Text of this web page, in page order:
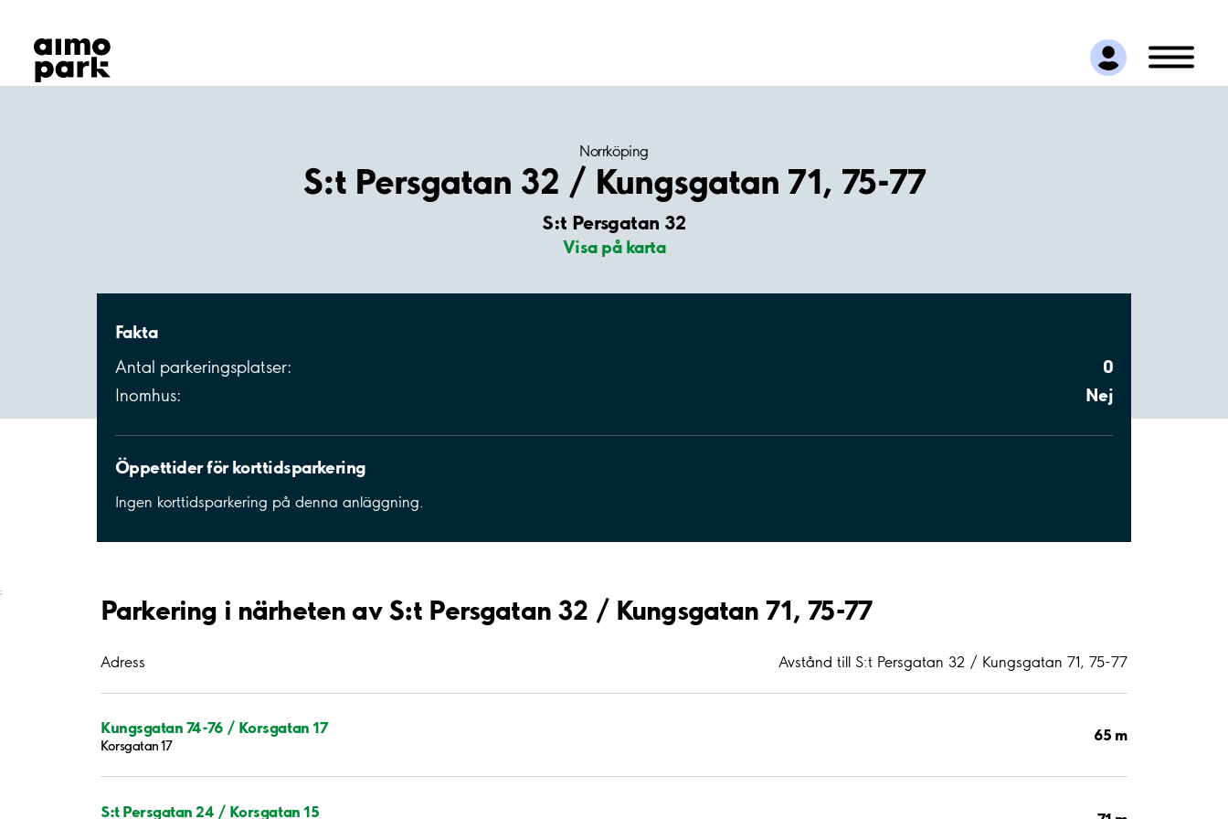
Hitta parkering
Samarbete
Kundservice
Norrköping
S:t Persgatan 32 / Kungsgatan 71, 75-77
S:t Persgatan 32
Visa på karta
Fakta
Antal parkeringsplatser: 0
Inomhus: Nej
Öppettider för korttidsparkering
Ingen korttidsparkering på denna anläggning.
;
Parkering i närheten av S:t Persgatan 32 / Kungsgatan 71, 75-77
Adress Avstånd till S:t Persgatan 32 / Kungsgatan 71, 75-77
Kungsgatan 74-76 / Korsgatan 17
Korsgatan 17
65 m
S:t Persgatan 24 / Korsgatan 15